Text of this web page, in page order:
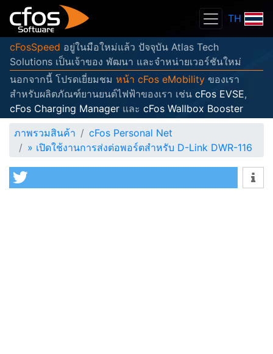
TH
cFosSpeed อยู่ในมือใหม่แล้ว ปัจจุบัน Atlas Tech
Solutions เป็นเจ้าของ พัฒนา และจำหน่ายเวอร์ชันใหม่
นอกจากนี้ โปรดเยี่ยมชม หน้า cFos eMobility ของเรา
สำหรับผลิตภัณฑ์ยานยนต์ไฟฟ้าของเรา เช่น cFos EVSE,
cFos Charging Manager และ cFos Wallbox Booster
ภาพรวมสินค้า
cFos Personal Net
» เปิดใช้งานการส่งต่อพอร์ตสำหรับ D-Link DWR-116